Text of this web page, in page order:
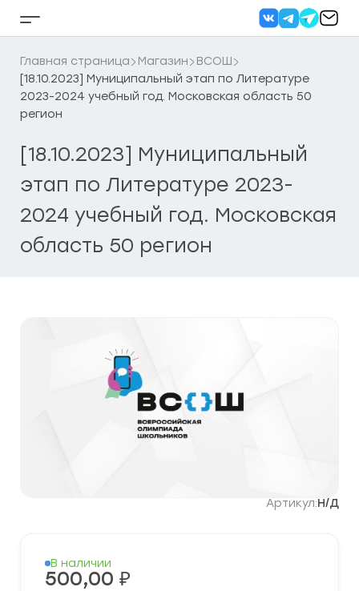
Кнопка
бокового
меню
Главная страница Магазин
ВСОШ
[18.10.2023] Муниципальный этап по Литературе
2023-2024 учебный год. Московская область 50
регион
[18.10.2023] Муниципальный
этап по Литературе 2023-
2024 учебный год. Московская
область 50 регион
Артикул:Н/Д
В наличии
500,00 ₽